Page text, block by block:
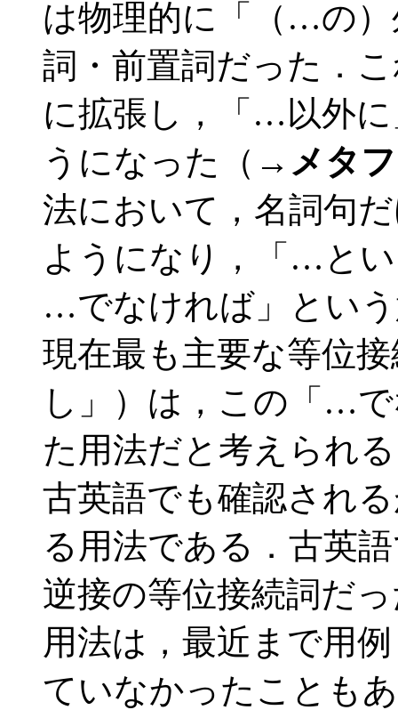
は物理的に「（…の
詞・前置詞だった．
に拡張し，「…以外
うになった（→ メタ
法において，名詞句
ようになり，「…と
…でなければ」とい
現在最も主要な等位
し」）は，この「…
た用法だと考えられ
古英語でも確認され
る用法である．古英
逆接の等位接続詞だ
用法は，最近まで用
ていなかったことも